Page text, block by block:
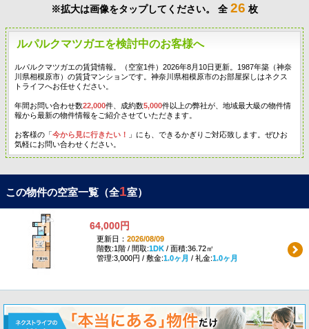
※拡大は画像をタップしてください。 全 26 枚
ルパルクマツガエを検討中のお客様へ
ルパルクマツガエの賃貸情報。（空室1件）2026年8月10日更新。1987年築（神奈
川県相模原市）の賃貸マンションです。神奈川県相模原市のお部屋探しはネクス
トライフへお任せください。
年間お問い合わせ数22,000件、成約数5,000件以上の弊社が、地域最大級の物件情
報から最新の物件情報をご紹介させていただきます。
お客様の「今から見に行きたい！
」にも、できるかぎりご対応致します。ぜひお
気軽にお問い合わせください。
この物件の空室一覧（全1室）
64,000円
更新日： 2026/08/09
階数:1階 / 間取:1DK/ 面積:36.72㎡
管理:3,000円 / 敷金:1.0ヶ月 / 礼金:1.0ヶ月